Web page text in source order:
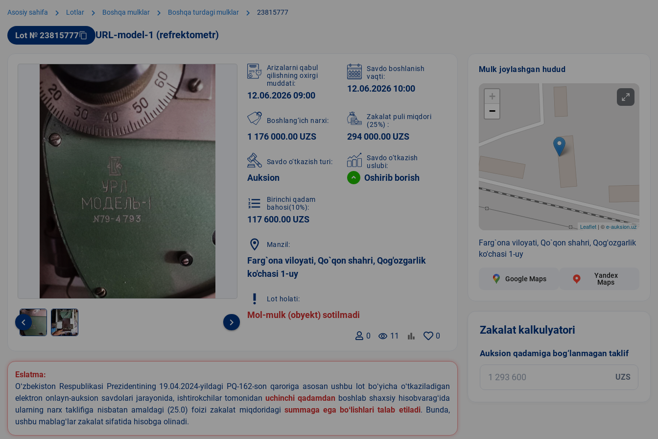
Asosiy sahifa chevron_right Lotlar chevron_right Boshqa mulklar chevron_right Boshqa turdagi mulklar chevron_right 23815777
Lot № 23815777content_copy URL-model-1 (refrektometr)
of
2
keyboard_arrow_left keyboard_arrow_right
Arizalarni qabul
qilishning oxirgi
muddati:
12.06.2026 09:00
Savdo boshlanish
vaqti:
12.06.2026 10:00
Boshlang‘ich narxi:
1 176 000.00 UZS
Zakalat puli miqdori
(25%) :
294 000.00 UZS
Savdo o‘tkazish turi:
Auksion
Savdo o‘tkazish
uslubi:
Oshirib borish
format_list_numbered
Birinchi qadam
bahosi(10%):
117 600.00 UZS
location_on Manzil:
Farg`ona viloyati, Qo`qon shahri, Qog'ozgarlik
ko'chasi 1-uy
priority_high Lot holati:
Mol-mulk (obyekt) sotilmadi
0
remove_red_eye 11
0
Eslatma:
Oʻzbekiston Respublikasi Prezidentining 19.04.2024-yildagi PQ-162-son qaroriga asosan ushbu lot boʻyicha oʻtkaziladigan
elektron onlayn-auksion savdolari jarayonida, ishtirokchilar tomonidan uchinchi qadamdan boshlab shaxsiy hisobvaragʻida
ularning narx taklifiga nisbatan amaldagi (25.0) foizi zakalat miqdoridagi summaga ega boʻlishlari talab etiladi. Bunda,
ushbu mablagʻlar zakalat sifatida hisobga olinadi.
Mulk joylashgan hudud
+
−
Leaflet| ©e-auksion.uz
Farg`ona viloyati, Qo`qon shahri, Qog'ozgarlik
ko'chasi 1-uy
Google Maps
Yandex
Maps
Zakalat kalkulyatori
Auksion qadamiga bog‘lanmagan taklif
UZS